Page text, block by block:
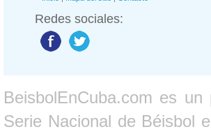
Redes sociales:
BeisbolEnCuba.com es
Serie Nacional de Béisbol